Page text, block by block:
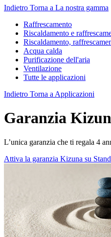
Indietro Torna a La nostra gamma
Raffrescamento
Riscaldamento e
Riscaldamento,
Acqua calda
Purificazione dell'aria
Ventilazione
Tutte le applicazioni
Indietro Torna a Applicazioni
Garanzia
L’unica garanzia che ti regala 4
Attiva la garanzia Kizuna su